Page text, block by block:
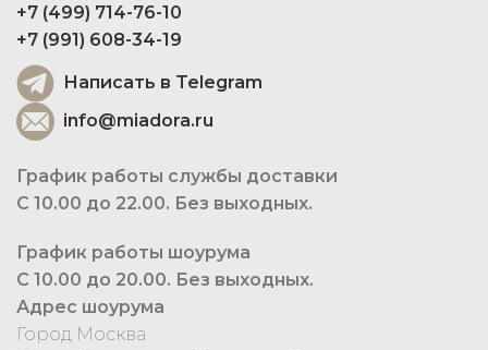
+7 (499) 714-76-10
+7 (991) 608-34-19
Написать в Telegram
info@miadora.ru
График работы службы доставки
С 10.00 до 22.00. Без выходных.
График работы шоурума
С 10.00 до 20.00. Без выходных.
Адрес шоурума
Город Москва